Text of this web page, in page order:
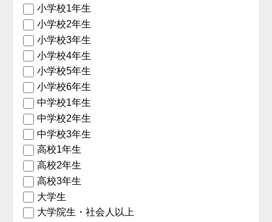
小学校1年生
小学校2年生
小学校3年生
小学校4年生
小学校5年生
小学校6年生
中学校1年生
中学校2年生
中学校3年生
高校1年生
高校2年生
高校3年生
大学生
大学院生・社会人以上